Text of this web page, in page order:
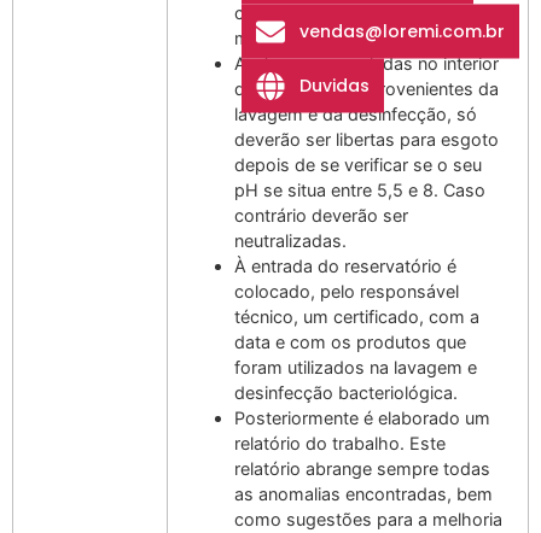
contacto com as superfícies, por
meio de fita identificadora.
As águas acumuladas no interior
do reservatório, provenientes da
lavagem e da desinfecção, só
deverão ser libertas para esgoto
depois de se verificar se o seu
pH se situa entre 5,5 e 8. Caso
contrário deverão ser
neutralizadas.
À entrada do reservatório é
colocado, pelo responsável
técnico, um certificado, com a
data e com os produtos que
foram utilizados na lavagem e
desinfecção bacteriológica.
Posteriormente é elaborado um
relatório do trabalho. Este
relatório abrange sempre todas
as anomalias encontradas, bem
como sugestões para a melhoria
vendas@loremi.com.br
Duvidas